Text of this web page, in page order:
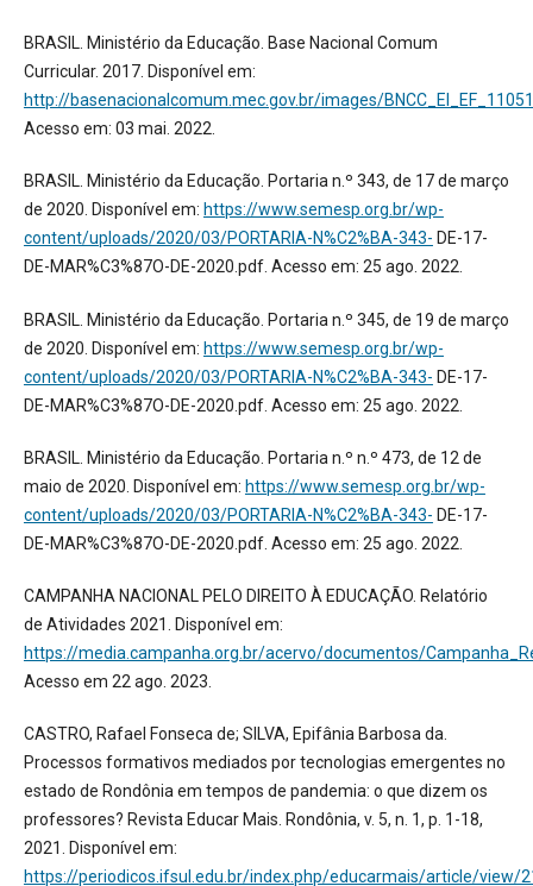
BRASIL. Ministério da Educação. Base Nacional Comum
Curricular. 2017. Disponível em:
http://basenacionalcomum.mec.gov.br/images/
Acesso em: 03 mai. 2022.
BRASIL. Ministério da Educação. Portaria n.º 343, de 17 de março
de 2020. Disponível em: https://www.semesp.org.br/wp-
content/uploads/2020/03/PORTARIA-N%C2%BA-343- DE-17-
DE-MAR%C3%87O-DE-2020.pdf. Acesso em: 25 ago. 2022.
BRASIL. Ministério da Educação. Portaria n.º 345, de 19 de março
de 2020. Disponível em: https://www.semesp.org.br/wp-
content/uploads/2020/03/PORTARIA-N%C2%BA-343- DE-17-
DE-MAR%C3%87O-DE-2020.pdf. Acesso em: 25 ago. 2022.
BRASIL. Ministério da Educação. Portaria n.º n.º 473, de 12 de
maio de 2020. Disponível em: https://www.semesp.org.br/wp-
content/uploads/2020/03/PORTARIA-N%C2%BA-343- DE-17-
DE-MAR%C3%87O-DE-2020.pdf. Acesso em: 25 ago. 2022.
CAMPANHA NACIONAL PELO DIREITO À EDUCAÇÃO. Relatório
de Atividades 2021. Disponível em:
https://media.campanha.org.br/acervo/documentos/
Acesso em 22 ago. 2023.
CASTRO, Rafael Fonseca de; SILVA, Epifânia Barbosa da.
Processos formativos mediados por tecnologias emergentes no
estado de Rondônia em tempos de pandemia: o que dizem os
professores? Revista Educar Mais. Rondônia, v. 5, n. 1, p. 1-18,
2021. Disponível em:
https://periodicos.ifsul.edu.br/index.php/educarmais/article/view/